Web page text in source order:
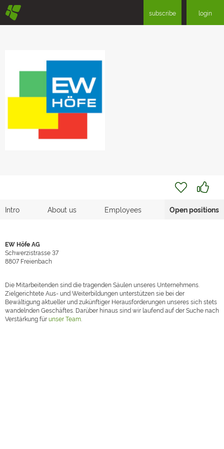
§ subscribe login
Intro About us Employees Open positions
EW Höfe AG
Schwerzistrasse 37
8807 Freienbach
Die Mitarbeitenden sind die tragenden Säulen unseres Unternehmens.
Zielgerichtete Aus- und Weiterbildungen unterstützen sie bei der
Bewältigung aktueller und zukünftiger Herausforderungen unseres sich stets
wandelnden Geschäftes. Darüber hinaus sind wir laufend auf der Suche nach
Verstärkung fürunser Team